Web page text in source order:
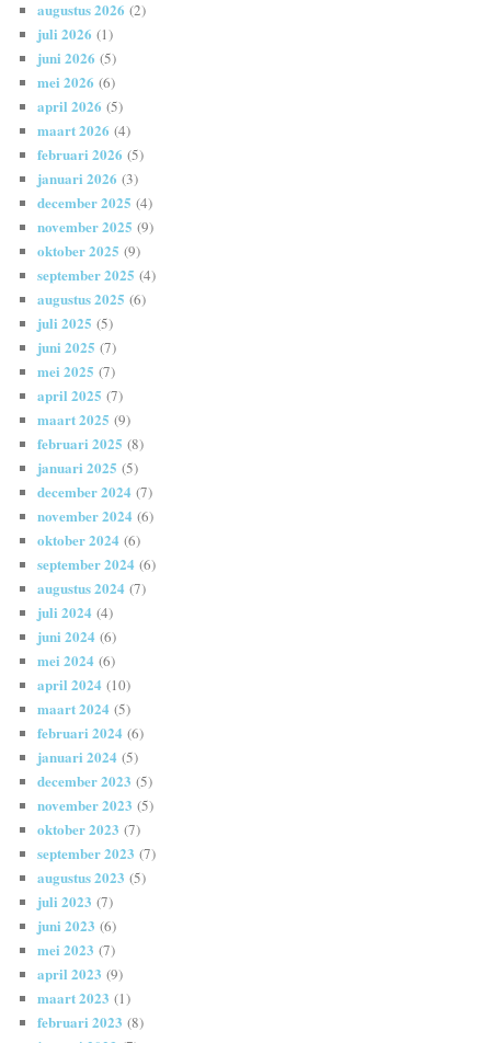
augustus 2026 (2)
juli 2026 (1)
juni 2026 (5)
mei 2026 (6)
april 2026 (5)
maart 2026 (4)
februari 2026 (5)
januari 2026 (3)
december 2025 (4)
november 2025 (9)
oktober 2025 (9)
september 2025 (4)
augustus 2025 (6)
juli 2025 (5)
juni 2025 (7)
mei 2025 (7)
april 2025 (7)
maart 2025 (9)
februari 2025 (8)
januari 2025 (5)
december 2024 (7)
november 2024 (6)
oktober 2024 (6)
september 2024 (6)
augustus 2024 (7)
juli 2024 (4)
juni 2024 (6)
mei 2024 (6)
april 2024 (10)
maart 2024 (5)
februari 2024 (6)
januari 2024 (5)
december 2023 (5)
november 2023 (5)
oktober 2023 (7)
september 2023 (7)
augustus 2023 (5)
juli 2023 (7)
juni 2023 (6)
mei 2023 (7)
april 2023 (9)
maart 2023 (1)
februari 2023 (8)